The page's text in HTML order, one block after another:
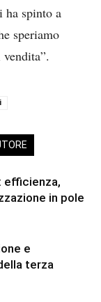
spinto a
speriamo
efficienza,
in pole
e
terza